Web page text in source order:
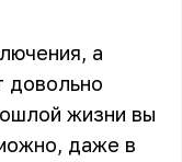
а
довольно
жизни вы
даже в